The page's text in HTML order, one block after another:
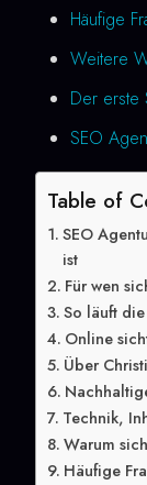
Häufige
Weitere
Der erste
SEO
Table of
SEO
ist
Für wen
So läuft
Online
Über
Technik,
Warum
Häufige